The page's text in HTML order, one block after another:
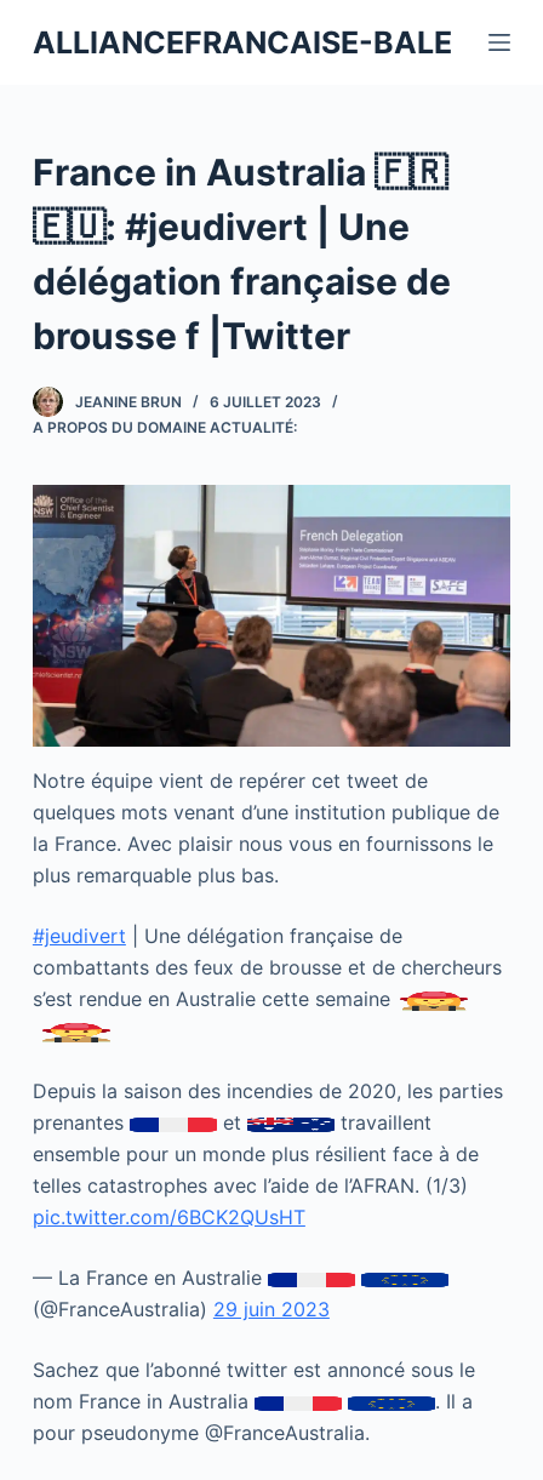
a
e
a
u
c
n
e
n
ALLIANCEFRANCAISE-BALE
France in Australia 🇫🇷
🇪🇺: #jeudivert | Une
délégation française de
brousse f |Twitter
JEANINE BRUN
6 JUILLET 2023
A PROPOS DU DOMAINE ACTUALITÉ:
Notre équipe vient de repérer cet tweet de
quelques mots venant d’une institution publique de
la France. Avec plaisir nous vous en fournissons le
plus remarquable plus bas.
#jeudivert | Une délégation française de
combattants des feux de brousse et de chercheurs
s’est rendue en Australie cette semaine
Depuis la saison des incendies de 2020, les parties
prenantes
et
travaillent
ensemble pour un monde plus résilient face à de
telles catastrophes avec l’aide de l’AFRAN. (1/3)
pic.twitter.com/6BCK2QUsHT
— La France en Australie
(@FranceAustralia) 29 juin 2023
Sachez que l’abonné twitter est annoncé sous le
nom France in Australia
. Il a
pour pseudonyme @FranceAustralia.